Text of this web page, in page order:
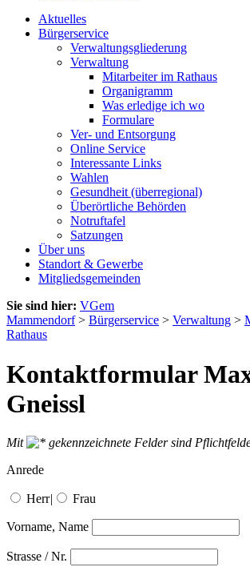
Aktuelles
Bürgerservice
Verwaltungsgliederung
Verwaltung
Mitarbeiter im Rathaus
Organigramm
Was erledige ich wo
Formulare
Ver- und Entsorgung
Online Service
Interessante Links
Wahlen
Gesundheit (überregional)
Überörtliche Behörden
Notruftafel
Satzungen
Über uns
Standort & Gewerbe
Mitgliedsgemeinden
Sie sind hier: VGem
Mammendorf> Bürgerservice > Verwaltung >
Rathaus
Kontaktformular
Gneissl
Mit
gekennzeichnete Felder sind
Anrede
Herr| Frau
Vorname, Name
Strasse / Nr.